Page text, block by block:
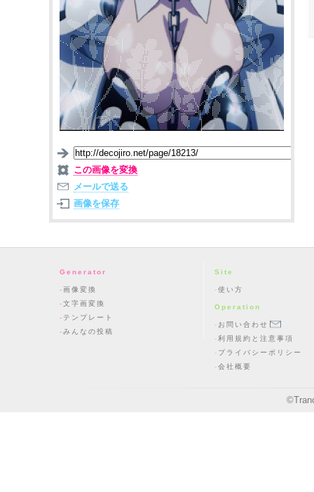
この画像を変換
メールで送る
画像を保存
Generator
画像変換
文字画変換
テンプレート
みんなの投稿
Site
使い方
Operation
お問い合わせ
利用規約と注意事項
プライバシーポリシー
会社概要
©